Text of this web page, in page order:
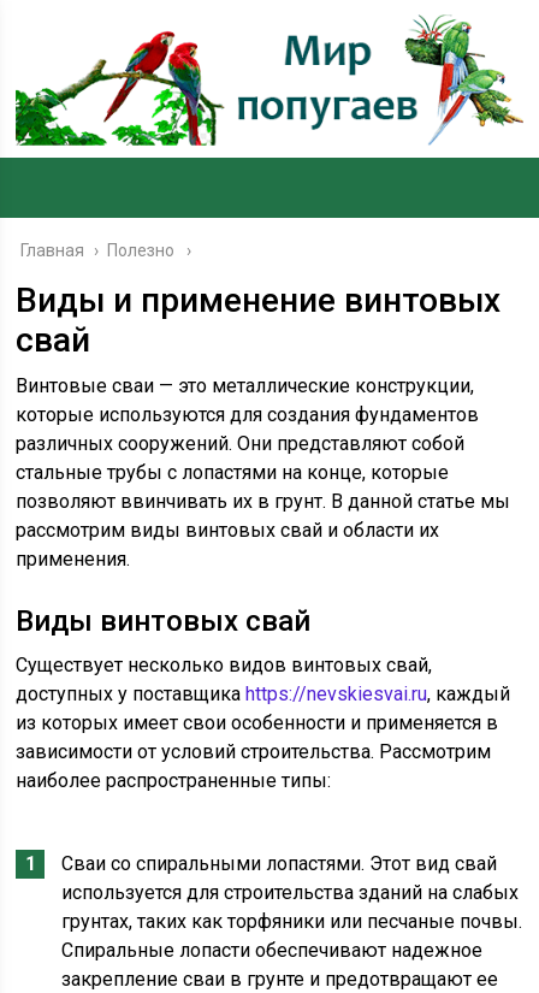
Главная › Полезно
Виды и применение винтовых
свай
Винтовые сваи — это металлические конструкции,
которые используются для создания фундаментов
различных сооружений. Они представляют собой
стальные трубы с лопастями на конце, которые
позволяют ввинчивать их в грунт. В данной статье мы
рассмотрим виды винтовых свай и области их
применения.
Виды винтовых свай
Существует несколько видов винтовых свай,
доступных у поставщика https://nevskiesvai.ru, каждый
из которых имеет свои особенности и применяется в
зависимости от условий строительства. Рассмотрим
наиболее распространенные типы:
Сваи со спиральными лопастями. Этот вид свай
используется для строительства зданий на слабых
грунтах, таких как торфяники или песчаные почвы.
Спиральные лопасти обеспечивают надежное
закрепление сваи в грунте и предотвращают ее